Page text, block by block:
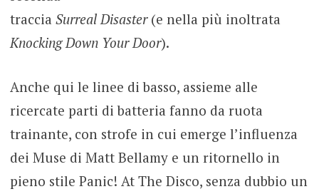
traccia Surreal Disaster (e nella più inoltrata
Knocking Down Your Door).
Anche qui le linee di basso, assieme alle
ricercate parti di batteria fanno da ruota
trainante, con strofe in cui emerge l’influenza
dei Muse di Matt Bellamy e un ritornello in
pieno stile Panic! At The Disco, senza dubbio un